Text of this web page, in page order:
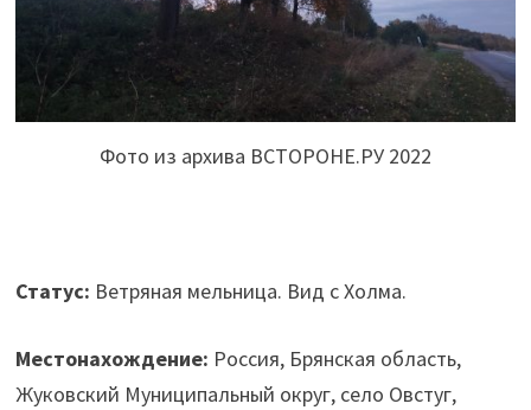
Фото из архива ВСТОРОНЕ.РУ 2022
Статус: Ветряная мельница. Вид с Холма.
Местонахождение: Россия, Брянская область,
Жуковский Муниципальный округ, село Овстуг,